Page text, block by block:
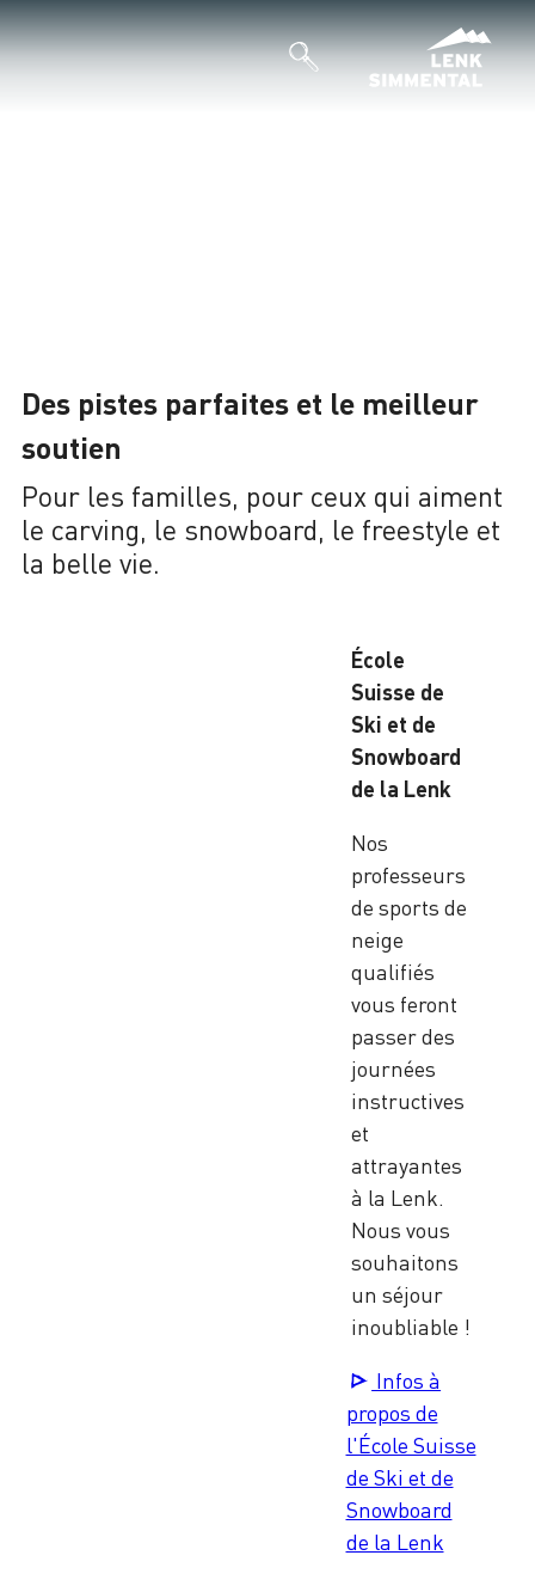
Des pistes parfaites et le meilleur
soutien
Pour les familles, pour ceux qui aiment
le carving, le snowboard, le freestyle et
la belle vie.
École
Suisse de
Ski et de
Snowboard
de la Lenk
Nos
professeurs
de sports de
neige
qualifiés
vous feront
passer des
journées
instructives
et
attrayantes
à la Lenk.
Nous vous
souhaitons
un séjour
inoubliable !
Infos à
propos de
l'École Suisse
de Ski et de
Snowboard
de la Lenk